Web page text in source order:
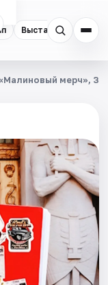
Выставки
мерч»,